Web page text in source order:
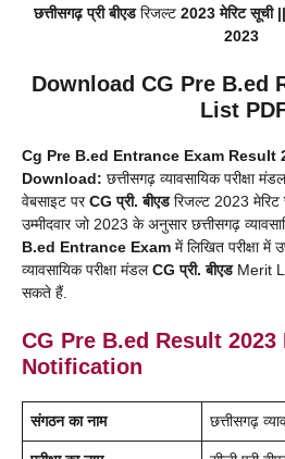
छत्तीसगढ़ प्री बीएडरिजल्ट 2023 मेरिट सूची
2023
Download CG Pre B.ed
List
Cg Pre B.ed Entrance Exam Result
Download: छत्तीसगढ़ व्यावसायिक परीक्षा
वेबसाइट परCG प्री. बीएडरिजल्ट 2023 मेरिट
उम्मीदवार जो 2023 के अनुसार छत्तीसगढ़
B.ed Entrance Exam में लिखित परीक्षा में
व्यावसायिक परीक्षा मंडलCG प्री. बीएडMerit
सकते हैं.
CG Pre B.ed Result
Notification
संगठन का नाम छत्तीसगढ़